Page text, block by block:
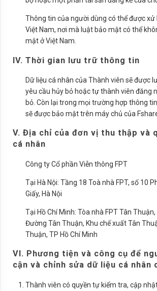
Thông tin của người dùng có thể được xử
Việt Nam, nơi mà luật bảo mật có thể
mật ở Việt Nam.
IV. Thời gian lưu trữ thông tin
Dữ liệu cá nhân của Thành viên sẽ được
yêu cầu hủy bỏ hoặc tự thành viên đăng
bỏ. Còn lại trong mọi trường hợp thông
sẽ được bảo mật trên máy chủ của
V. Địa chỉ của đơn vị thu thập và
cá nhân
Công ty Cổ phần Viễn thông FPT
Tại Hà Nội: Tầng 18 Toà nhà FPT, số 10
Giấy, Hà Nội
Tại Hồ Chí Minh: Tòa nhà FPT Tân
Đường Tân Thuận, Khu chế xuất Tân
Thuận, TP Hồ Chí Minh
VI. Phương tiện và công cụ để
cận và chỉnh sửa dữ liệu cá nhân
Thành viên có quyền tự kiểm tra, cập